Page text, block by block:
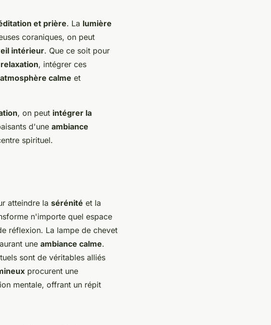
et prière. La lumière
coraniques, on peut
intérieur. Que ce soit pour
, intégrer ces
atmosphère calme et
, on peut intégrer la
d'une ambiance
spirituel.
atteindre la sérénité et la
n'importe quel espace
réflexion. La lampe de chevet
une ambiance calme.
sont de véritables alliés
procurent une
mentale, offrant un répit